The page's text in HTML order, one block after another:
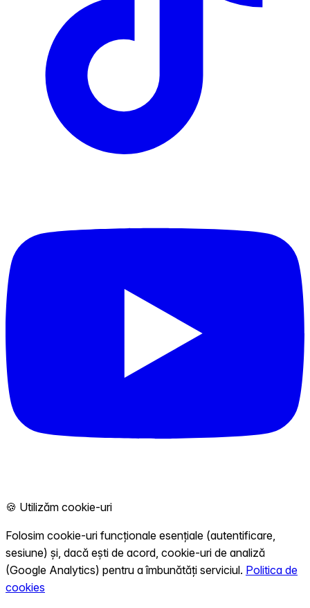
🍪 Utilizăm cookie-uri
Folosim cookie-uri funcționale esențiale (autentificare,
sesiune) și, dacă ești de acord, cookie-uri de analiză
(Google Analytics) pentru a îmbunătăți serviciul. Politica de
cookies